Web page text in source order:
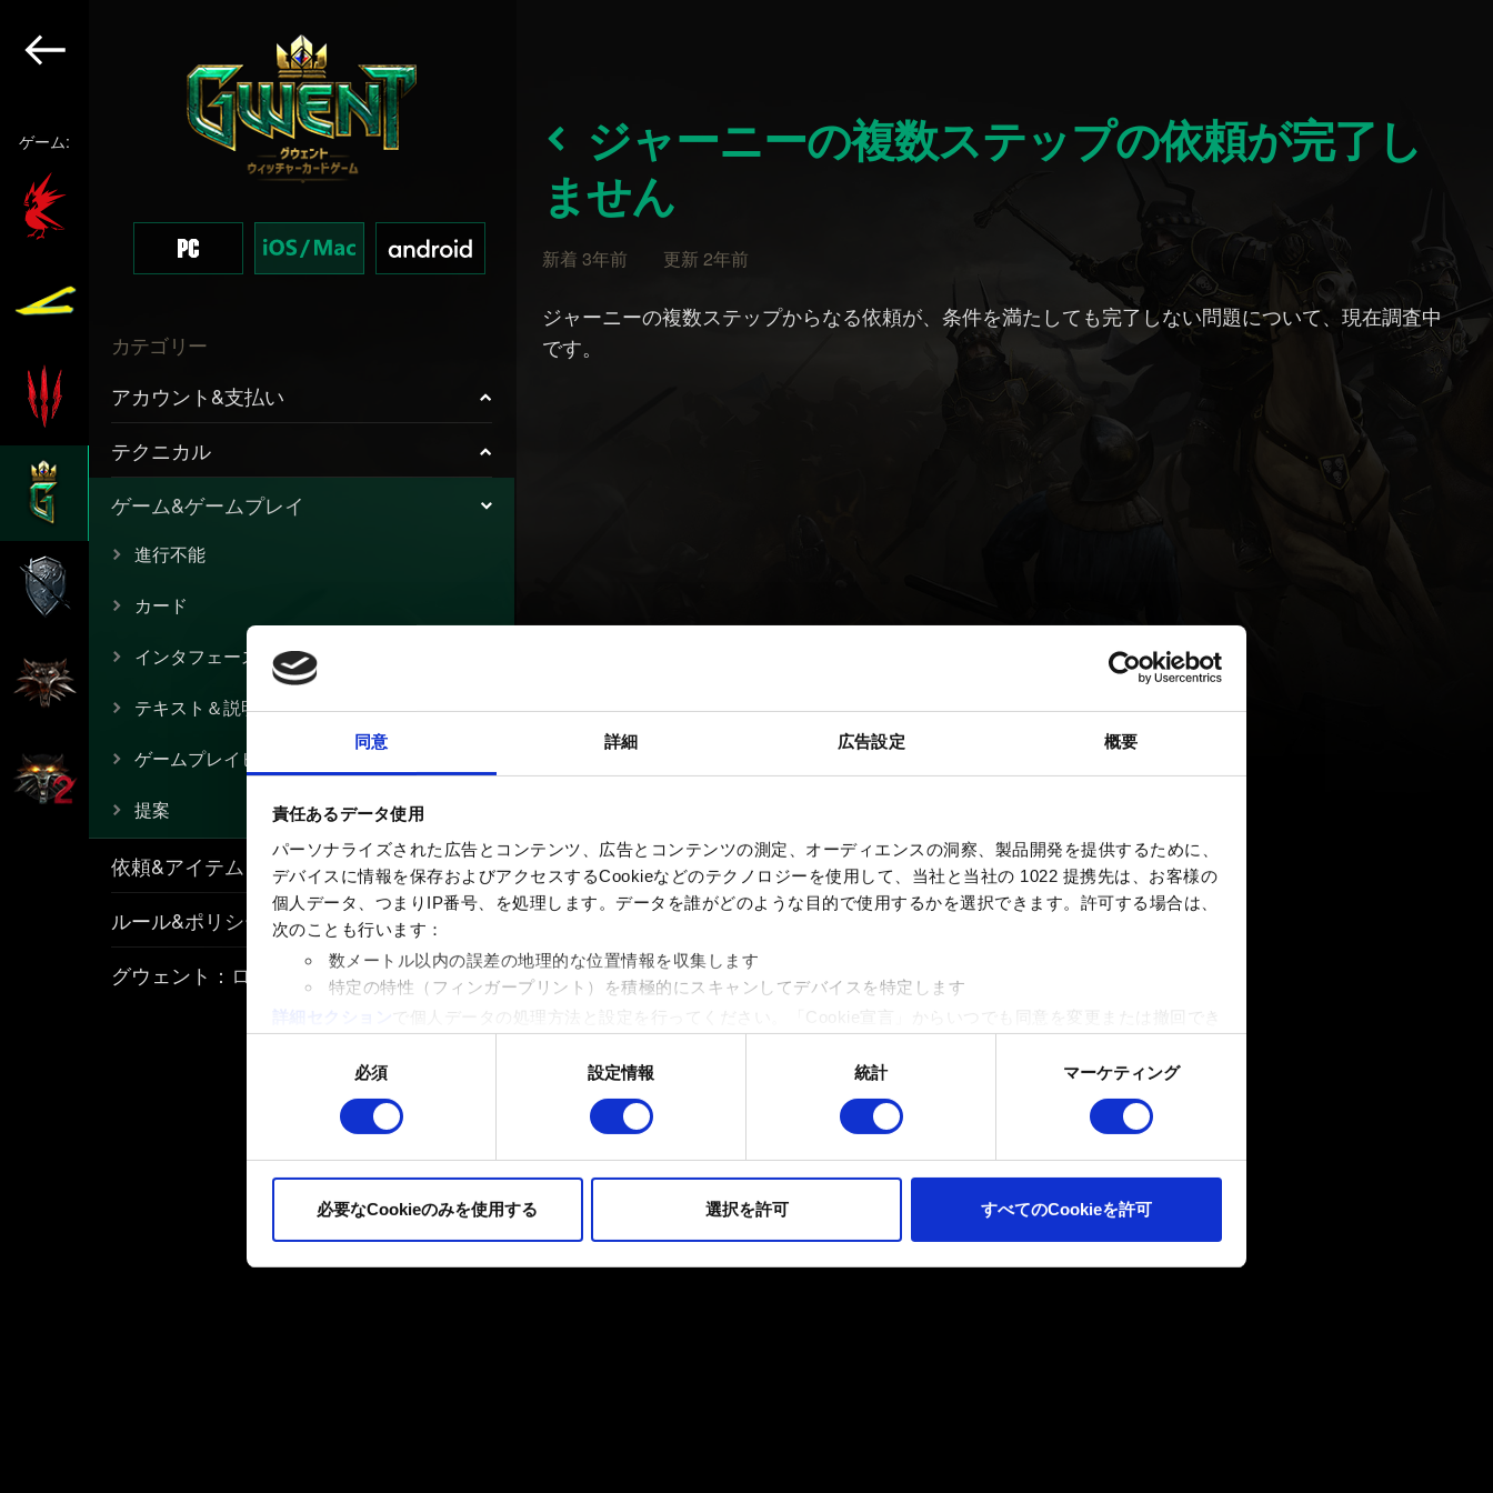
同意 詳細 広告設定 概要
責任あるデータ使用
パーソナライズされた広告とコンテンツ、広告とコンテンツの測定、オーディエンスの洞察、製品開発を提供するために、
デバイスに情報を保存およびアクセスするCookieなどのテクノロジーを使用して、当社と当社の 1022 提携先は、お客様の
個人データ、つまりIP番号、を処理します。データを誰がどのような目的で使用するかを選択できます。 許可する場合は、
次のことも行います：
数メートル以内の誤差の地理的な位置情報を収集します
特定の特性（フィンガープリント）を積極的にスキャンしてデバイスを特定します
で個人データの処理方法と設定を行ってください。「Cookie宣言」からいつでも同意を変更または撤回でき
一部のCookieはウェブサイトの機能を正常にお使いいただくために必要なものです。その他のCookieは、ウェブサイトの
品質向上のために、オプションとして技術的およびコンテンツ関連のフィードバックを送信します。また、ソーシャルメデ
ます。お客様の許可なくこれらのオプションが有効になることはありません。
必須 設定情報 統計 マーケティング
必要なCookieのみを使用する 選択を許可 すべてのCookieを許可
ゲーム:
カテゴリー
アカウント&支払い
テクニカル
ゲーム&ゲームプレイ
進行不能
カード
インタフェース
テキスト＆説明
ゲームプレイヒント
提案
依頼&アイテム
ルール&ポリシー
グウェント：ローグメイジ
ジャーニーの複数ステップの依頼が完了し
ません
新着 3年前 更新 2年前
ジャーニーの複数ステップからなる依頼が、条件を満たしても完了しない問題について、現在調査中
です。